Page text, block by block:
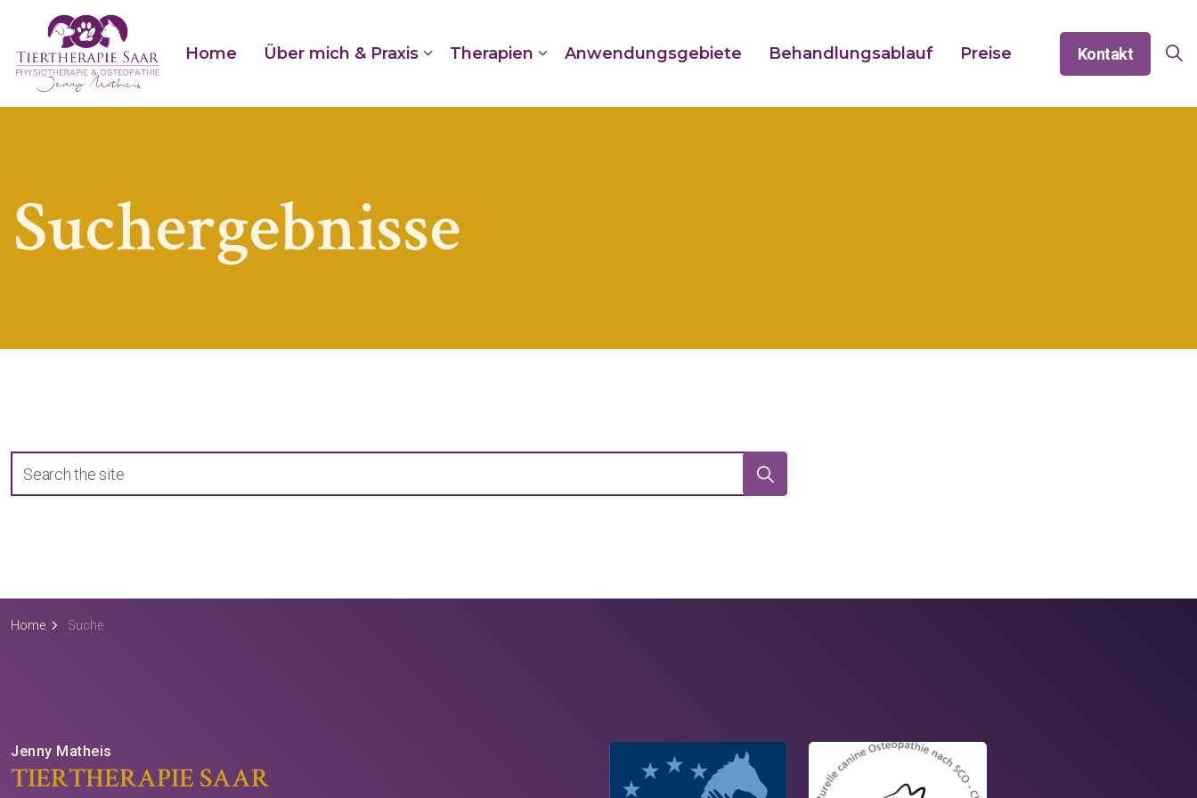
Home Über mich & Praxis Therapien Anwendungsgebiete Behandlungsablauf Preise Kontakt
Suchergebnisse
Home Suche
Jenny Matheis
TIERTHERAPIE SAAR